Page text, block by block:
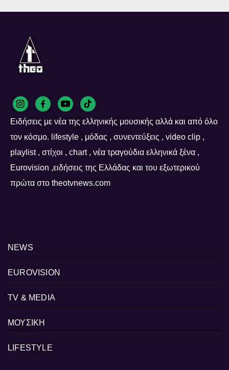
Ειδήσεις με νέα της ελληνικής μουσικής αλλά και από όλο
τον κόσμο. lifestyle , μόδας , συνεντεύξεις , video clip ,
playlist , στίχοι , chart , νέα τραγούδια ελληνικά ξένα ,
Eurovision ,ειδήσεις της Ελλάδας και του εξωτερικού
πρώτα στο theotvnews.com
NEWS
EUROVISION
TV & MEDIA
ΜΟΥΣΙΚΗ
LIFESTYLE